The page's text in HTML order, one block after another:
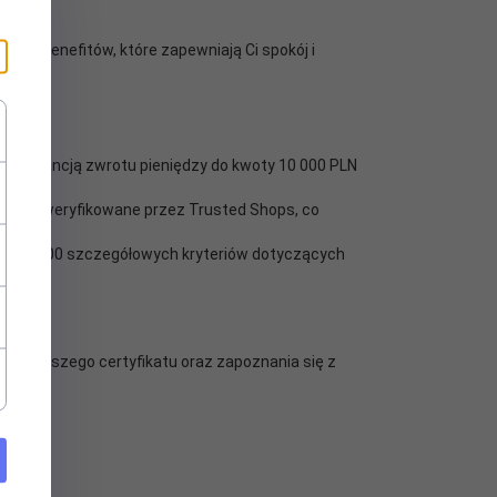
benefitów, które zapewniają Ci spokój i
gwarancją zwrotu pieniędzy do kwoty 10 000 PLN
są weryfikowane przez Trusted Shops, co
100 szczegółowych kryteriów dotyczących
naszego certyfikatu oraz zapoznania się z